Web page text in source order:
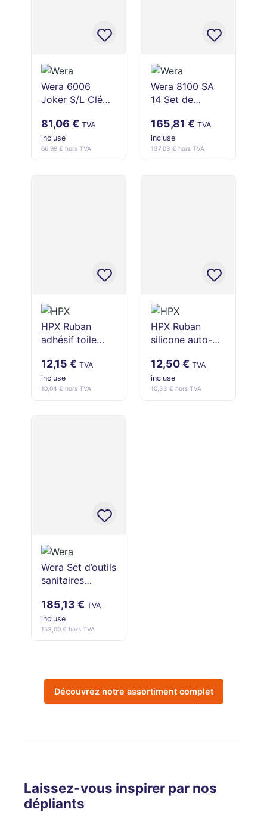
Wera 6006
Joker S/L Clé
auto-ajustable
(10-13/16-19
mm)
81,06 € TVA
incluse
66,99 € hors TVA
Wera 8100 SA
14 Set de
Comfort 1/4"
(28 pièces, 5-13
mm)
165,81 € TVA
incluse
137,03 € hors TVA
HPX Ruban
adhésif toile
48mm x 50m
12,15 € TVA
incluse
10,04 € hors TVA
HPX Ruban
silicone auto-
SZ2503 Stretch
& Fuse (noir, 25
mm x 3 m)
12,50 € TVA
incluse
10,33 € hors TVA
Wera Set d’outils
sanitaires
Kompakt SH 2
(15 pièces, VDE
1000V)
185,13 € TVA
incluse
153,00 € hors TVA
Découvrez notre assortiment complet
Laissez-vous inspirer par nos
dépliants